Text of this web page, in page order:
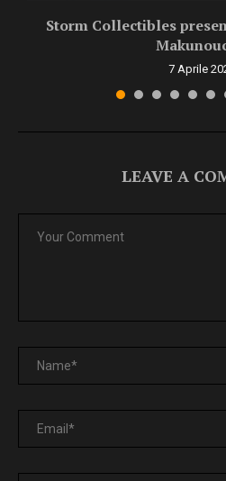
Storm Collectibles
7 Aprile
LEAVE A